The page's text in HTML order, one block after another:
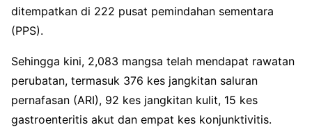
ditempatkan di 222 pusat pemindahan sementara
(PPS).
Sehingga kini, 2,083 mangsa telah mendapat rawatan
perubatan, termasuk 376 kes jangkitan saluran
pernafasan (ARI), 92 kes jangkitan kulit, 15 kes
gastroenteritis akut dan empat kes konjunktivitis.